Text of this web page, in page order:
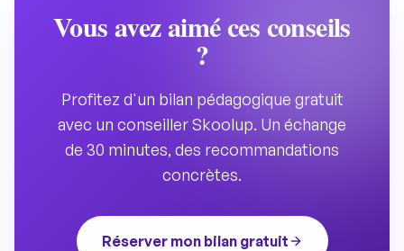
Vous avez aimé ces conseils
?
Profitez d'un bilan pédagogique gratuit
avec un conseiller Skoolup. Un échange
de 30 minutes, des recommandations
concrètes.
Réserver mon bilan gratuit